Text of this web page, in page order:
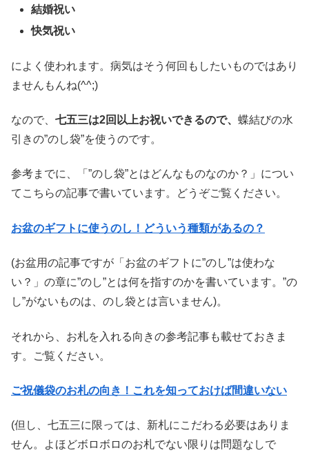
結婚祝い
快気祝い
によく使われます。病気はそう何回もしたいものではあり
ませんもんね(^^;)
なので、 七五三は2回以上お祝いできるので、 蝶結びの水
引きの”のし袋”を使うのです。
参考までに、「”のし袋”とはどんなものなのか？」につい
てこちらの記事で書いています。どうぞご覧ください。
お盆のギフトに使うのし！どういう種類があるの？
(お盆用の記事ですが「お盆のギフトに”のし”は使わな
い？」の章に”のし”とは何を指すのかを書いています。”の
し”がないものは、のし袋とは言いません)。
それから、お札を入れる向きの参考記事も載せておきま
す。ご覧ください。
ご祝儀袋のお札の向き！これを知っておけば間違いない
(但し、七五三に限っては、新札にこだわる必要はありま
せん。よほどボロボロのお札でない限りは問題なしで